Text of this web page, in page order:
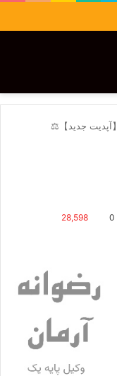
0
28,598